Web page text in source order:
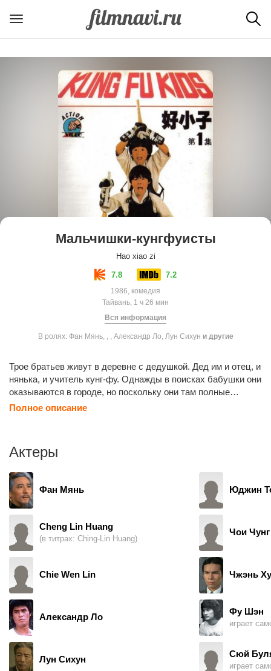
Мальчишки-кунгфуисты
Hao xiao zi
7.8 7.2
1986, комедия
Тайвань, 1 ч 26 мин
Вся информация
В ролях: Фан Мянь, , , Александр Ло, Лун Сихун и другие
Трое братьев живут в деревне с дедушкой. Дед им и отец, и
нянька, и учитель кунг-фу. Однажды в поисках бабушки они
оказываются в городе, но поскольку они там полные
дикари, то попадают в разные забавные ситуации, из
Полное описание
Актеры
Фан Мянь
Cheng Lin Huang
(в титрах: Ching-Lin Huang)
Chie Wen Lin
Александр Ло
Лун Сихун
Юджин
Чои
Чжэнь
Фу Шэн
играет
Сюй
играет